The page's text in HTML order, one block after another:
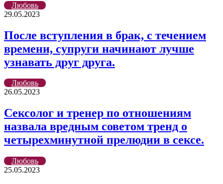
Любовь
29.05.2023
После вступления в брак, с течением
времени, супруги начинают лучше
узнавать друг друга.
Любовь
26.05.2023
Cексолог и тренер по отношениям
назвала вредным советом тренд о
четырехминутной прелюдии в сексе.
Любовь
25.05.2023